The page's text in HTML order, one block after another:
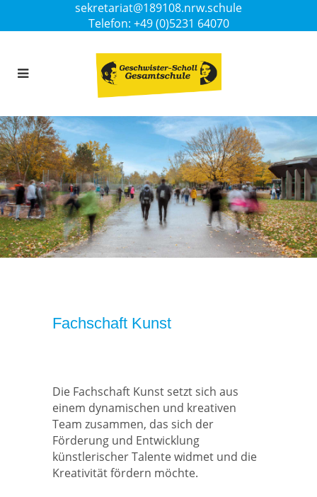
sekretariat@189108.nrw.schule
Telefon: +49 (0)5231 64070
Fachschaft Kunst
Die Fachschaft Kunst setzt sich aus
einem dynamischen und kreativen
Team zusammen, das sich der
Förderung und Entwicklung
künstlerischer Talente widmet und die
Kreativität fördern möchte.